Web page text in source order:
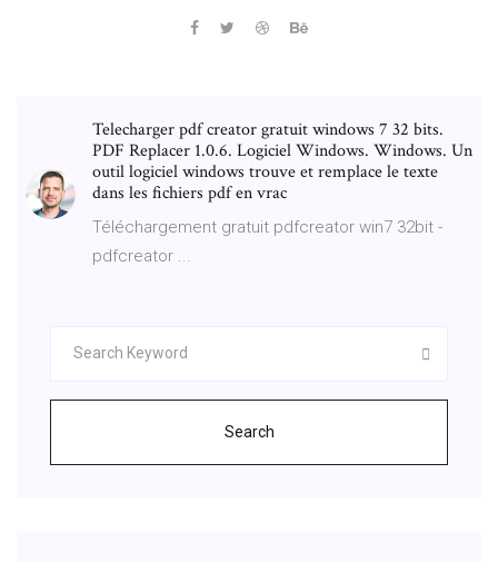
Telecharger pdf creator gratuit windows 7 32 bits.
PDF Replacer 1.0.6. Logiciel Windows. Windows. Un
outil logiciel windows trouve et remplace le texte
dans les fichiers pdf en vrac
Téléchargement gratuit pdfcreator win7 32bit -
pdfcreator ...
Search